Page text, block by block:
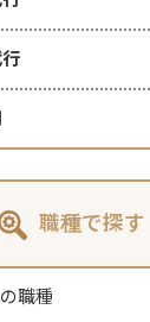
職種で探す
職種